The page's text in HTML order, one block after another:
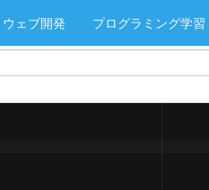
ウェブ開発 プログラミング学習